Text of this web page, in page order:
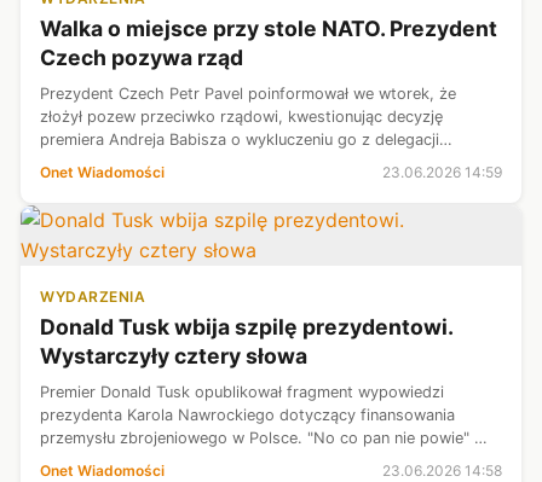
Walka o miejsce przy stole NATO. Prezydent
Czech pozywa rząd
Prezydent Czech Petr Pavel poinformował we wtorek, że
złożył pozew przeciwko rządowi, kwestionując decyzję
premiera Andreja Babisza o wykluczeniu go z delegacji
rządowej, która weźmie udział w lipcowym szczycie NATO w
Onet Wiadomości 23.06.2026 14:59
WYDARZENIA
Donald Tusk wbija szpilę prezydentowi.
Wystarczyły cztery słowa
Premier Donald Tusk opublikował fragment wypowiedzi
prezydenta Karola Nawrockiego dotyczący finansowania
przemysłu zbrojeniowego w Polsce. "No co pan nie powie" —
brzmi opis nagrania.
Onet Wiadomości 23.06.2026 14:58